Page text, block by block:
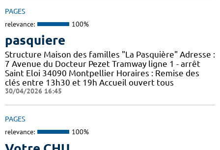
PAGES
relevance: 100%
pasquiere
Structure Maison des familles "La Pasquière" Adresse :
7 Avenue du Docteur Pezet Tramway ligne 1 - arrêt
Saint Eloi 34090 Montpellier Horaires : Remise des
clés entre 13h30 et 19h Accueil ouvert tous
30/04/2026 16:45
PAGES
relevance: 100%